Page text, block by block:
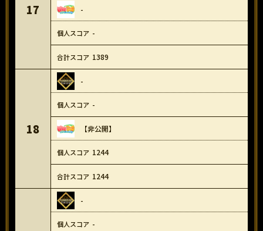
17 -
-
1389
18
-
-
【非公開】
1244
1244
-
-